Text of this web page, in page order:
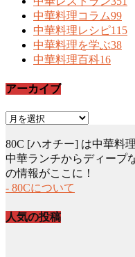
中華料理コラム99
中華料理レシピ115
中華料理を学ぶ38
中華料理百科16
アーカイブ
ア
カ
イ
ブ
80C [ハオチー] は中華料
中華ランチからディープ
の情報がここに！
- 80Cについて
人気の投稿